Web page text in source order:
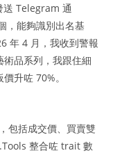
Telegram 通
，能夠識別出名基
年 4 月，我收到警報
品系列，我跟住細
升咗 70%。
包括成交價、買賣雙
整合咗 trait 數